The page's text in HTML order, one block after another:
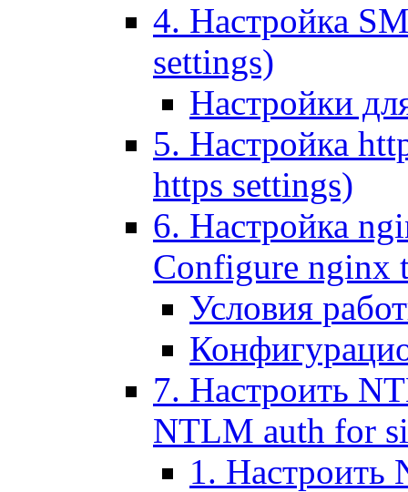
4. Настройка
settings)
Настройки
5. Настройка
https settings)
6. Настройка
Configure nginx
Условия
7. Настроить
NTLM auth for
1. Настроить